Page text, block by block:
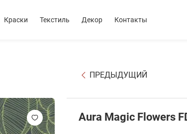
Краски Текстиль Декор Контакты
ПРЕДЫДУЩИЙ
Aura Magic Flowers